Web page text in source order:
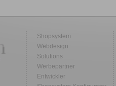
Shopsystem
Webdesign
Solutions
Werbepartner
Entwickler